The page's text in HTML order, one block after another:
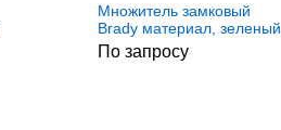
Множитель замковый
Brady материал, зеленый,
184.1x76.2x4.7 мм,
Алюминий, 5 шт
По запросу